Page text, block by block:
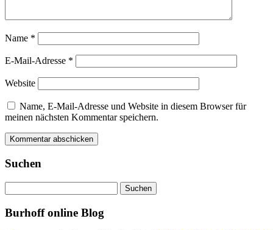
Name *
E-Mail-Adresse *
Website
Name, E-Mail-Adresse und Website in diesem Browser für
meinen nächsten Kommentar speichern.
Suchen
nach:
Burhoff online Blog